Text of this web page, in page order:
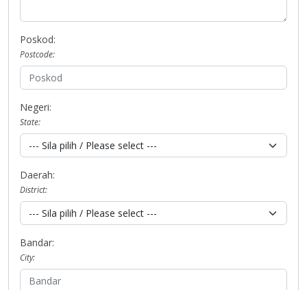
Poskod:
Postcode:
Negeri:
State:
Daerah:
District:
Bandar:
City: